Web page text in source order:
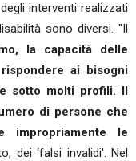
interventi realizzati
sono diversi. "Il
la capacità delle
ai bisogni
sotto molti profili. Il
di persone che
impropriamente le
dei ‘falsi invalidi'. Nel